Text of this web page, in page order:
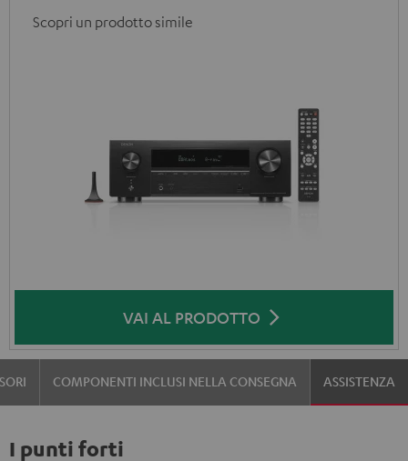
Scopri un prodotto simile
VAI AL PRODOTTO
COMPONENTI INCLUSI NELLA CONSEGNA ASSISTENZA
I punti forti